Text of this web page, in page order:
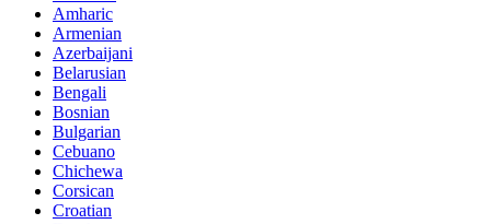
Amharic
Armenian
Azerbaijani
Belarusian
Bengali
Bosnian
Bulgarian
Cebuano
Chichewa
Corsican
Croatian